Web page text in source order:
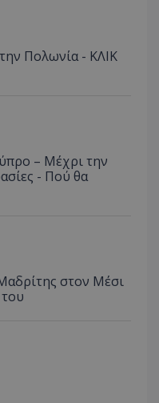
Πολωνία - ΚΛΙΚ
– Μέχρι την
- Πού θα
στον Μέσι